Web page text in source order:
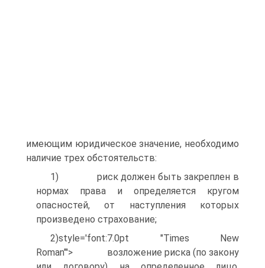
имеющим юридическое значение, необходимо
наличие трех обстоятельств:
1) риск должен быть закреплен в
нормах права и определяется кругом
опасностей, от наступления которых
произведено страхова­ние;
2)style='font:7.0pt "Times New
Roman"'> возложение риска (по закону